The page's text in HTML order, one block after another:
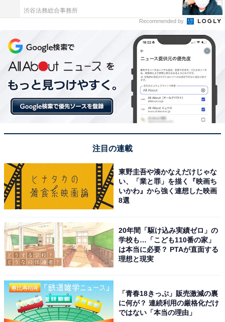
いった声が集まりました。
※回答者からのコメントは原文ママです
この記事の筆者：坂上 恵
All About ニュースの編集者。オールアバウトに入社後、
SNSトレンドにフォーカスした記事執筆やSEOライティ
ングの経験を経て、のちにAll About ニュースチームのメ
ンバーに参入。現在は旅行・カルチャー・エンタメなど
を中心に企画編集を担当。東京都出身。居酒屋巡りとス
ポーツ観戦が生きがい。
次ページ 9位までのランキング結果を見る
渋谷法務総合事務所
Recommended by
注目の連載
東野圭吾や湊かなえだけじゃな
い、「業と罪」を描く『映画ち
いかわ』から強く連想した映画
8選
20年間「駆け込み実績ゼロ」の
学校も…「こども110番の家」
は本当に必要？ PTAが直面する
理想と現実
「青春18きっぷ」販売激減の裏
に何が？ 連続利用の厳格化だけ
ではない「本当の理由」